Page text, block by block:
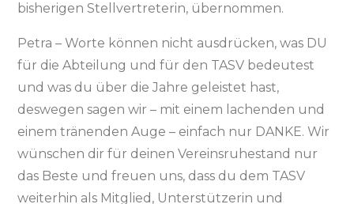
bisherigen Stellvertreterin, übernommen.
Petra – Worte können nicht ausdrücken, was DU
für die Abteilung und für den TASV bedeutest
und was du über die Jahre geleistet hast,
deswegen sagen wir – mit einem lachenden und
einem tränenden Auge – einfach nur DANKE. Wir
wünschen dir für deinen Vereinsruhestand nur
das Beste und freuen uns, dass du dem TASV
weiterhin als Mitglied, Unterstützerin und